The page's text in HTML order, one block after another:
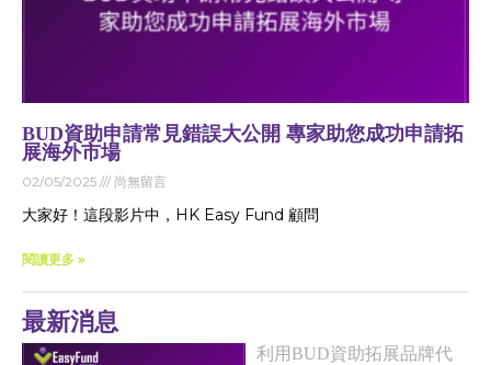
BUD資助申請常見錯誤大公開 專家助您成功申請拓
展海外市場
02/05/2025 尚無留言
大家好！這段影片中，HK Easy Fund 顧問
閱讀更多 »
最新消息
利用BUD資助拓展品牌代